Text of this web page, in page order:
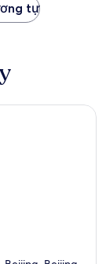
tự